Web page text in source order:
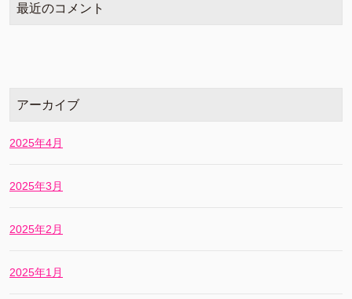
最近のコメント
アーカイブ
2025年4月
2025年3月
2025年2月
2025年1月